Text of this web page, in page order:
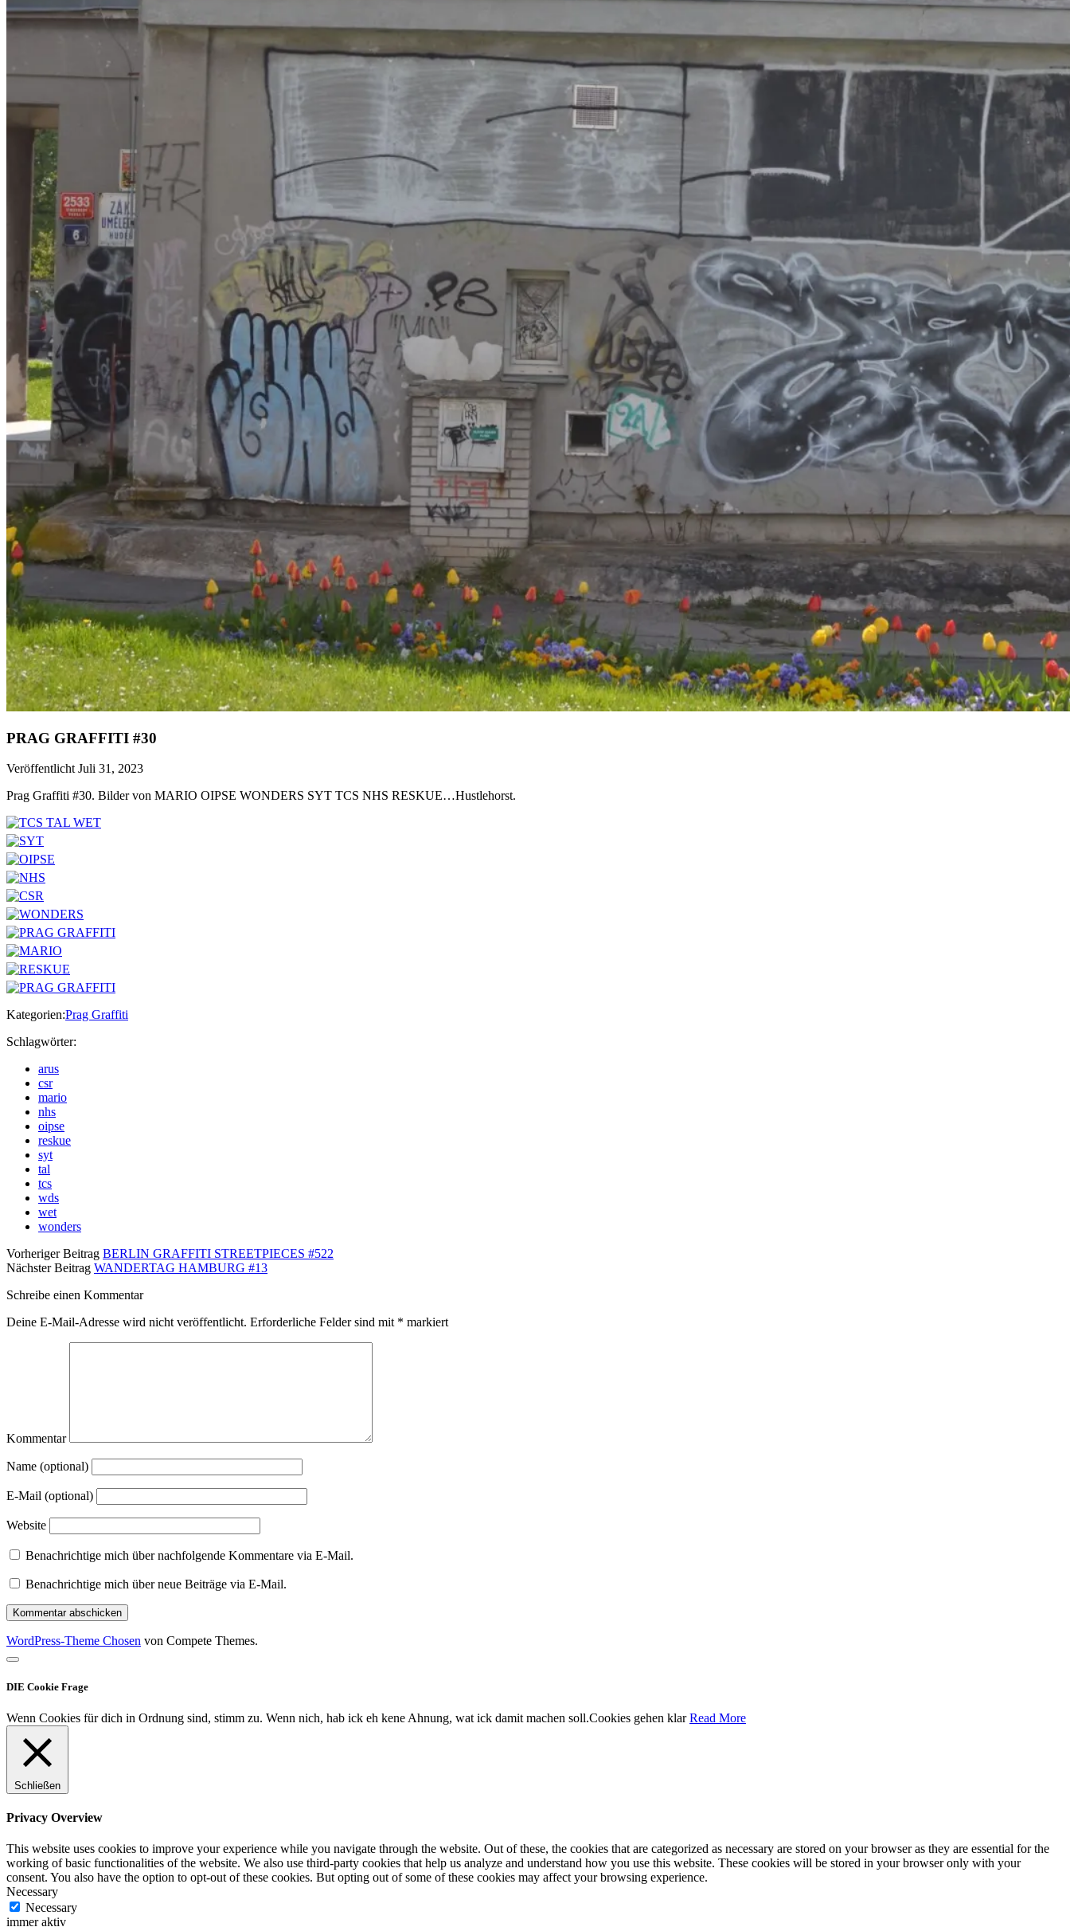
PRAG GRAFFITI #30
Veröffentlicht Juli 31, 2023
Prag Graffiti #30. Bilder von MARIO OIPSE WONDERS SYT TCS NHS RESKUE…Hustlehorst.
Kategorien:Prag Graffiti
Schlagwörter:
arus
csr
mario
nhs
oipse
reskue
syt
tal
tcs
wds
wet
wonders
Vorheriger Beitrag BERLIN GRAFFITI STREETPIECES #522
Nächster Beitrag WANDERTAG HAMBURG #13
Schreibe einen Kommentar
Deine E-Mail-Adresse wird nicht veröffentlicht. Erforderliche Felder sind mit * markiert
Kommentar
Name (optional)
E-Mail (optional)
Website
Benachrichtige mich über nachfolgende Kommentare via E-Mail.
Benachrichtige mich über neue Beiträge via E-Mail.
WordPress-Theme Chosen von Compete Themes.
Nach
scrollen
DIE Cookie Frage
Wenn Cookies für dich in Ordnung sind, stimm zu. Wenn nich, hab ick eh kene Ahnung, wat ick damit machen soll.Cookies gehen klar Read More
Schließen
Privacy Overview
This website uses cookies to improve your experience while you navigate through the website. Out of these, the cookies that are categorized as necessary are stored on your browser as they are essential for the
working of basic functionalities of the website. We also use third-party cookies that help us analyze and understand how you use this website. These cookies will be stored in your browser only with your
consent. You also have the option to opt-out of these cookies. But opting out of some of these cookies may affect your browsing experience.
Necessary
Necessary
immer aktiv